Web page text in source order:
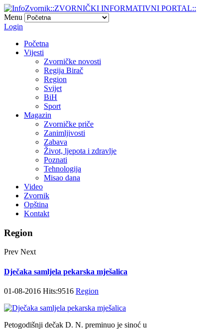
Menu
Login
Početna
Vijesti
Zvorničke novosti
Regija Birač
Region
Svijet
BiH
Sport
Magazin
Zvorničke priče
Zanimljivosti
Zabava
Život, ljepota i zdravlje
Poznati
Tehnologija
Misao dana
Video
Zvornik
Opština
Kontakt
Region
Prev Next
Dječaka samljela pekarska mješalica
01-08-2016 Hits:9516 Region
Petogodišnji dečak D. N. preminuo je sinoć u